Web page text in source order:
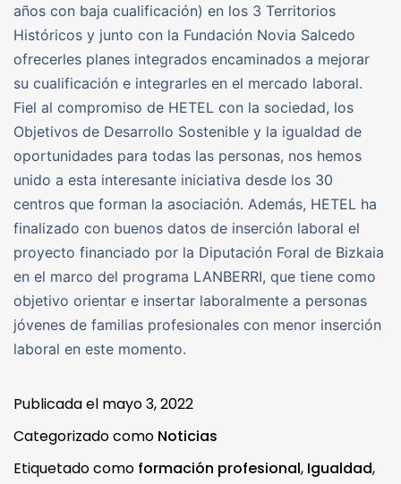
años con baja cualificación) en los 3 Territorios
Históricos y junto con la Fundación Novia Salcedo
ofrecerles planes integrados encaminados a mejorar
su cualificación e integrarles en el mercado laboral.
Fiel al compromiso de HETEL con la sociedad, los
Objetivos de Desarrollo Sostenible y la igualdad de
oportunidades para todas las personas, nos hemos
unido a esta interesante iniciativa desde los 30
centros que forman la asociación. Además, HETEL ha
finalizado con buenos datos de inserción laboral el
proyecto financiado por la Diputación Foral de Bizkaia
en el marco del programa LANBERRI, que tiene como
objetivo orientar e insertar laboralmente a personas
jóvenes de familias profesionales con menor inserción
laboral en este momento.
Publicada el mayo 3, 2022
Categorizado como Noticias
Etiquetado como formación profesional, Igualdad,